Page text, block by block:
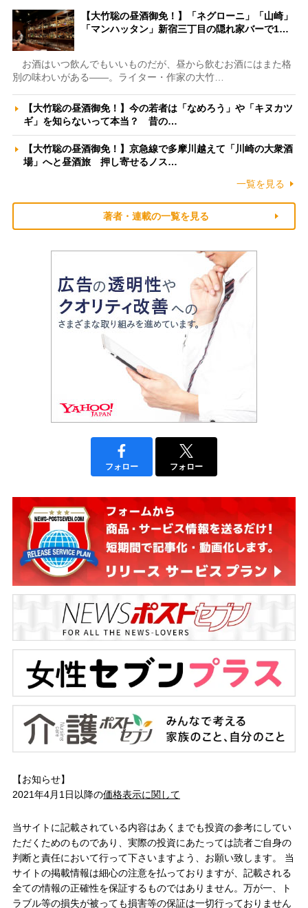
【大竹聡の昼酒御免！】「ネグローニ」「山崎」
「マンハッタン」新宿三丁目の隠れ家バーで1…
お酒はいつ飲んでもいいものだが、昼から飲むお酒にはまた格
別の味わいがある――。ライター・作家の大竹…
【大竹聡の昼酒御免！】今の若者は「なめろう」や「キヌカツ
ギ」を知らないって本当？ 昔の…
【大竹聡の昼酒御免！】京急線で多摩川越えて「川崎の大衆酒
場」へと昼酒旅 押し寄せるノス…
一覧を見る
著者・連載の一覧を見る
フォロー フォロー
【お知らせ】
2021年4月1日以降の価格表示に関して
当サイトに記載されている内容はあくまでも投資の参考にしてい
ただくためのものであり、実際の投資にあたっては読者ご自身の
判断と責任において行って下さいますよう、お願い致します。 当
サイトの掲載情報は細心の注意を払っておりますが、記載される
全ての情報の正確性を保証するものではありません。万が一、ト
ラブル等の損失が被っても損害等の保証は一切行っておりません